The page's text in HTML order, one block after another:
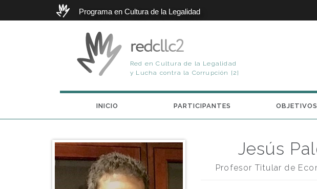
Programa en Cultura de la Legalidad
redcllc2
Red en Cultura de la Legalidad
y Lucha contra la Corrupción [2]
INICIO PARTICIPANTES OBJETIVOS
Jesús
Profesor Titular de